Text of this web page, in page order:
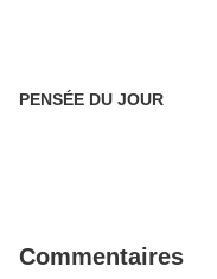
PENSÉE DU JOUR
Commentaires